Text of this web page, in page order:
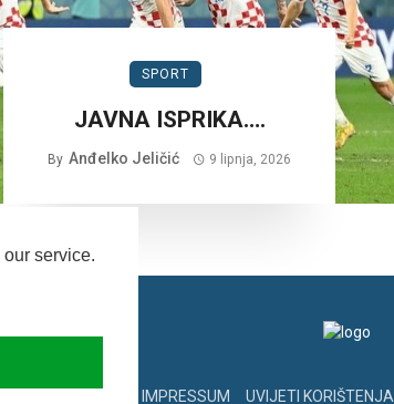
service.
SPORT
JAVNA ISPRIKA….
By Anđelko Jeličić 9 lipnja, 2026
IMPRESSUM UVIJETI KORIŠTENJA